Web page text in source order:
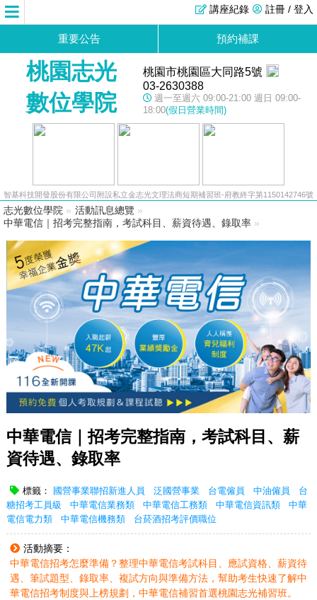
註冊 / 登入
講座紀錄
重要公告 預約補課
桃園志光
數位學院
桃園市桃園區大同路5號
03-2630388
週一至週六 09:00-21:00 週日 09:00-
18:00(假日營業時間)
智基科技開發股份有限公司附設私立金志光文理法商短期補習班-府教終字第1150142746號
志光數位學院 » 活動訊息總覽 »
中華電信｜招考完整指南，考試科目、薪資待遇、錄取率 »
中華電信｜招考完整指南，考試科目、薪
資待遇、錄取率
標籤： 國營事業聯招新進人員 泛國營事業 台電僱員 中油僱員
台
糖招考工員級
中華電信業務類 中華電信工務類 中華電信資訊類
中華
電信電力類
中華電信機務類 台菸酒招考評價職位
活動摘要：
中華電信招考怎麼準備？整理中華電信考試科目、應試資格、薪資待
遇、筆試題型、錄取率、複試方向與準備方法，幫助考生快速了解中
華電信招考制度與上榜規劃，中華電信補習首選桃園志光補習班。